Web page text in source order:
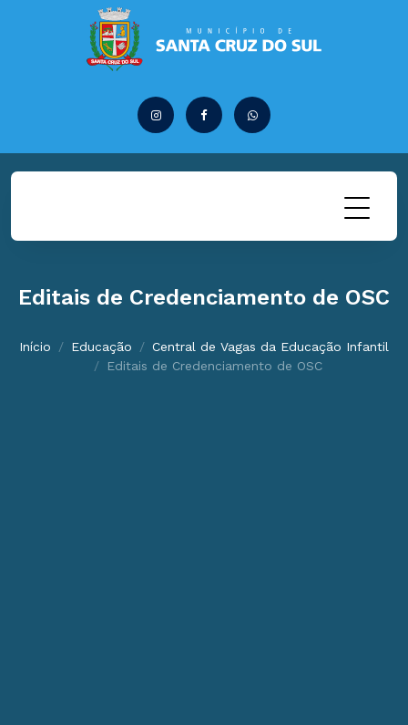
Editais de Credenciamento de OSC
Início Educação
Central de Vagas da Educação Infantil
Editais de Credenciamento de OSC